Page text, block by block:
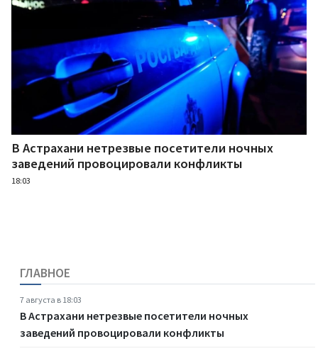
В Астрахани нетрезвые посетители ночных
заведений провоцировали конфликты
18:03
ГЛАВНОЕ
7 августа в 18:03
В Астрахани нетрезвые посетители ночных
заведений провоцировали конфликты